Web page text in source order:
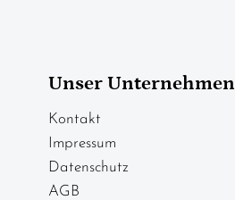
Unser Unternehmen
Kontakt
Impressum
Datenschutz
AGB